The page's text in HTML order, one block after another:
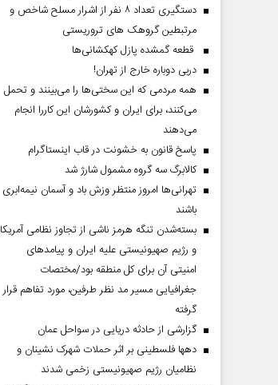
دستگیری تعداد ۸ نفر از اشرار مسلح شاخص و
مرتبطین گروهک های تروریستی
قطعه گمشده پازل کهکشانی‌ها
دربی دوباره خارج از تهران!
همه مردمی که این سختی‌ها را می‌بینند و تحمل
می‌کنند، برای ایران و کشورشان این کاررا انجام
می‌دهند
پاسخ قانون به خشونت در قاب اینستاگرام
کالابرگ سه گروه مشمول شارژ شد
تهرانی‌ها امروز منتظر وزش باد و آسمان نیمه‌ابری
باشند
بسته‌شدن تنگه هرمز ناشی از تجاوز نظامی آمریکا
و رژیم صهیونیستی علیه ایران و پیامد‌های
امنیتی آن برای کل منطقه بود/مختصات
جغرافیایی مسیر مد نظر طرفین، مورد تفاهم قرار
گرفته
گزارشی از حادثه دریایی در سواحل عمان
دهها فلسطینی بر اثر حملات شهرک نشینان و
نظامیان رژیم صهیونیستی زخمی شدند